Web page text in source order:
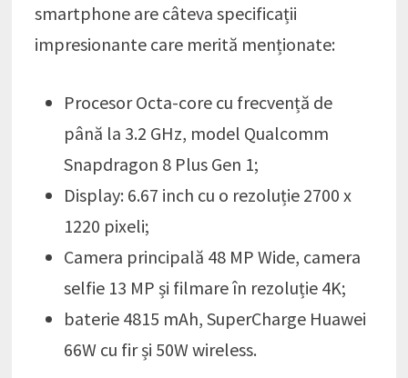
smartphone are câteva specificații
impresionante care merită menționate:
Procesor Octa-core cu frecvență de
până la 3.2 GHz, model Qualcomm
Snapdragon 8 Plus Gen 1;
Display: 6.67 inch cu o rezoluție 2700 x
1220 pixeli;
Camera principală 48 MP Wide, camera
selfie 13 MP și filmare în rezoluție 4K;
baterie 4815 ​​mAh,⁠ SuperCharge Huawei
66W cu fir și 50W wireless.